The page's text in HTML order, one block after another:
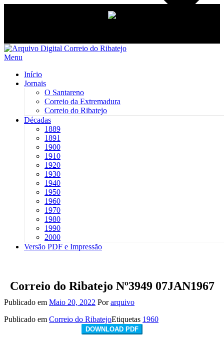
Saltar
para
Menu
Início
Jornais
O Santareno
Correio da Extremadura
Correio do Ribatejo
Décadas
1889
1891
1900
1910
1920
1930
1940
1950
1960
1970
1980
1990
2000
Versão PDF e Impressão
Correio do Ribatejo Nº3949 07JAN1967
Publicado em Maio 20, 2022 Porarquivo
Publicado em Correio do RibatejoEtiquetas 1960
DOWNLOAD PDF